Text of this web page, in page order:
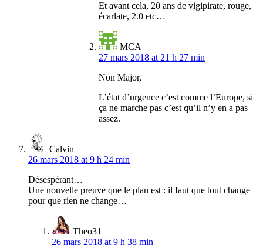
Et avant cela, 20 ans de vigipirate, rouge,
écarlate, 2.0 etc…
MCA
27 mars 2018 at 21 h 27 min
Non Major,
L’état d’urgence c’est comme l’Europe, si
ça ne marche pas c’est qu’il n’y en a pas
assez.
Calvin
26 mars 2018 at 9 h 24 min
Désespérant…
Une nouvelle preuve que le plan est : il faut que tout change
pour que rien ne change…
Theo31
26 mars 2018 at 9 h 38 min